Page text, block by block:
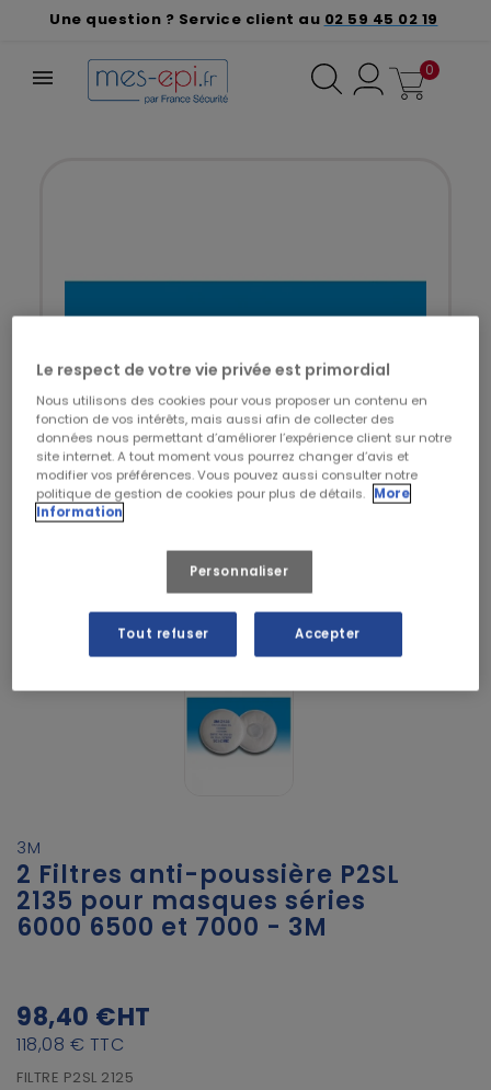
Une question ? Service client au 02 59 45 02 19
0
3M
2 Filtres anti-poussière P2SL
2135 pour masques séries
6000 6500 et 7000 - 3M
98,40 €HT
118,08 € TTC
FILTRE P2SL 2125
Le respect de votre vie privée est primordial
Nous utilisons des cookies pour vous proposer un contenu en
fonction de vos intérêts, mais aussi afin de collecter des
données nous permettant d’améliorer l’expérience client sur notre
site internet. A tout moment vous pourrez changer d’avis et
modifier vos préférences. Vous pouvez aussi consulter notre
politique de gestion de cookies pour plus de détails. More
Information
Personnaliser
Tout refuser Accepter